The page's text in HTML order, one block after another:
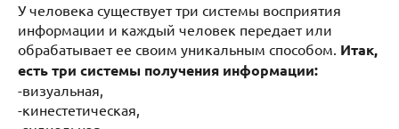
У человека существует три системы восприятия
информации и каждый человек передает или
обрабатывает ее своим уникальным способом. Итак,
есть три системы получения информации:
-визуальная,
-кинестетическая,